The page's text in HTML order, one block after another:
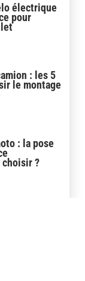
électrique
pour
: les 5
le montage
: la pose
?